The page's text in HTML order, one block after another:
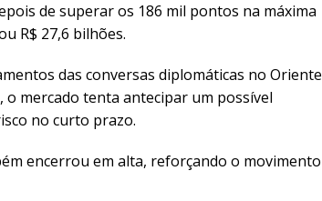
de superar os 186 mil pontos na máxima
R$ 27,6 bilhões.
das conversas diplomáticas no Oriente
o mercado tenta antecipar um possível
no curto prazo.
encerrou em alta, reforçando o movimento